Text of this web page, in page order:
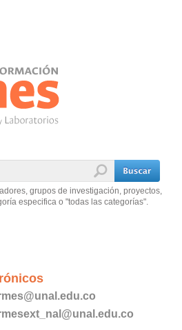
grupos de investigación, proyectos,
especifica o "todas las categorías".